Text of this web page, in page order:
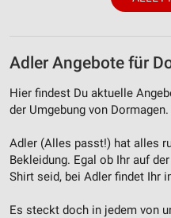
Adler Angebote für
Hier findest Du aktuelle
der Umgebung von Dormagen.
Adler (Alles passt!) hat alles
Bekleidung. Egal ob Ihr auf
Shirt seid, bei Adler findet Ihr
Es steckt doch in jedem von